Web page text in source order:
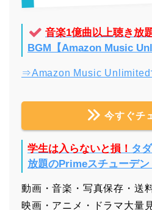
音楽1億曲以上聴き放
BGM【Amazon Music
⇒Amazon Music
今すぐチ
学生は入らないと損！ タ
放題のPrimeスチューデン
動画・音楽・写真保存・送
映画・アニメ・ドラマ大量